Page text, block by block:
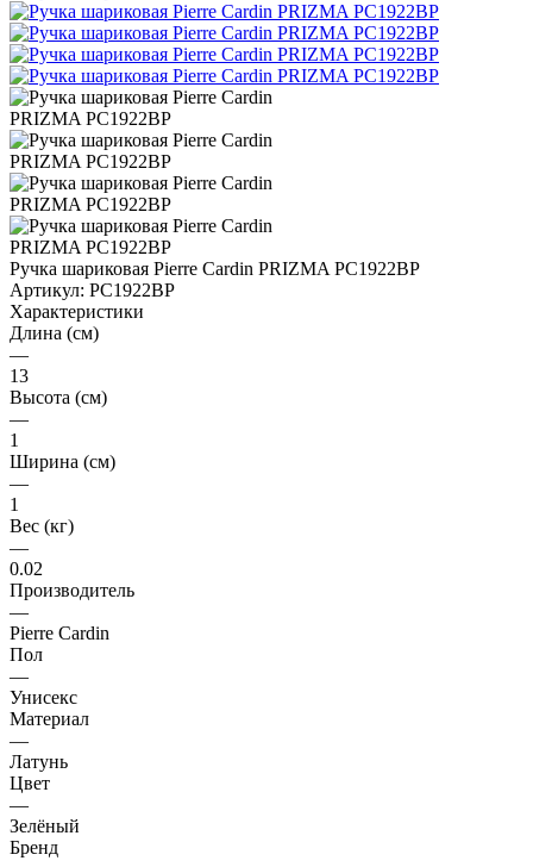
Ручка шариковая Pierre Cardin PRIZMA PC1922BP
Артикул: PC1922BP
Характеристики
Длина (см)
—
13
Высота (см)
—
1
Ширина (см)
—
1
Вес (кг)
—
0.02
Производитель
—
Pierre Cardin
Пол
—
Унисекс
Материал
—
Латунь
Цвет
—
Зелёный
Бренд